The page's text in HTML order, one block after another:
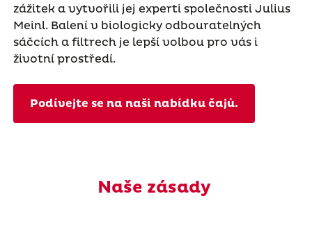
zážitek a vytvořili jej experti společnosti Julius
Meinl. Balení v biologicky odbouratelných
sáčcích a filtrech je lepší volbou pro vás i
životní prostředí.
Podívejte se na naši nabídku čajů.
Naše zásady